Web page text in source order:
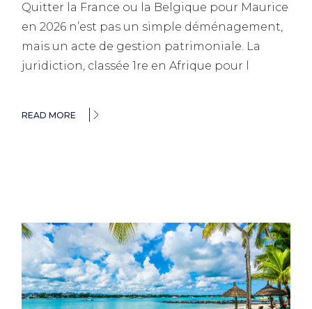
Quitter la France ou la Belgique pour Maurice
en 2026 n’est pas un simple déménagement,
mais un acte de gestion patrimoniale. La
juridiction, classée 1re en Afrique pour l
READ MORE